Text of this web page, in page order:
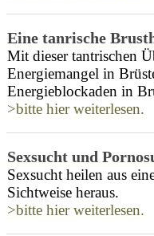
Eine tanrische
Mit dieser tantrischen
Energiemangel in
Energieblockaden in
>bitte hier weiterlesen.
Sexsucht und
Sexsucht heilen aus
Sichtweise heraus.
>bitte hier weiterlesen.